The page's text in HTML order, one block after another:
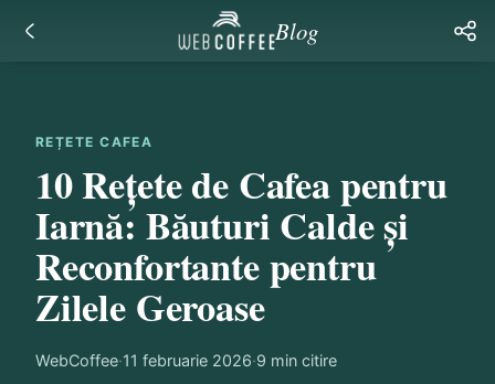
Blog
REȚETE CAFEA
10 Rețete de Cafea pentru
Iarnă: Băuturi Calde și
Reconfortante pentru
Zilele Geroase
WebCoffee·11 februarie 2026·9 min citire